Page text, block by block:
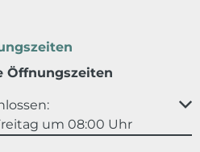
Öffnungszeiten
oder Schließzeiten
um 08:00 Uhr